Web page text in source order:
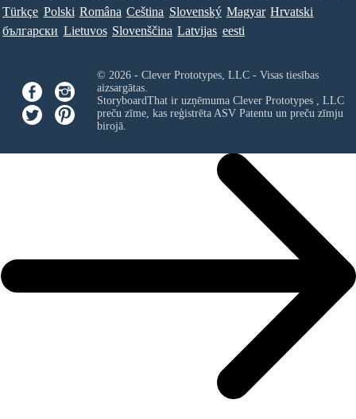
Türkçe Polski Româna Ceština Slovenský Magyar Hrvatski
български Lietuvos Slovenščina Latvijas eesti
© 2026 - Clever Prototypes, LLC - Visas tiesības
aizsargātas.
StoryboardThat ir uzņēmuma Clever Prototypes , LLC
preču zīme, kas reģistrēta ASV Patentu un preču zīmju
birojā.